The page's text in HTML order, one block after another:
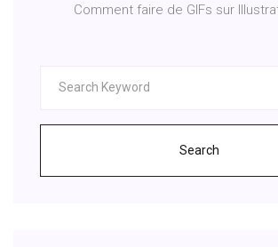
Comment faire de GIFs sur
Search